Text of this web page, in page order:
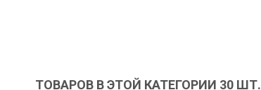
ТОВАРОВ В ЭТОЙ КАТЕГОРИИ 30 ШТ.